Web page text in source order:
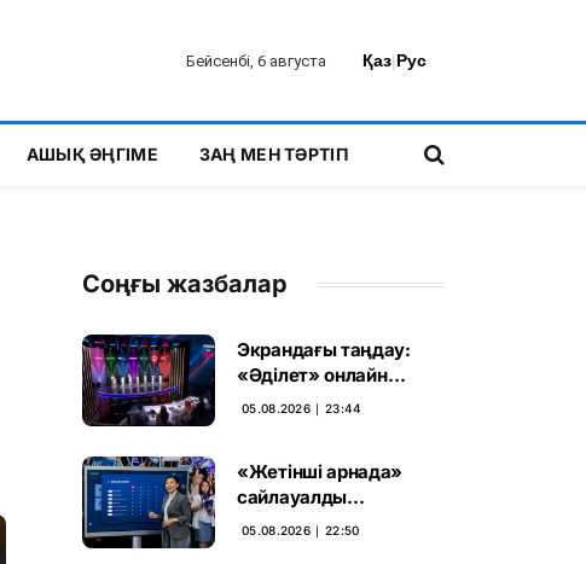
Бейсенбі, 6 августа Қаз|Рус
АШЫҚ ӘҢГІМЕ ЗАҢ МЕН ТӘРТІП
Соңғы жазбалар
Экрандағы таңдау:
«Әділет» онлайн
дауыс беруде алға
05.08.2026 ∣ 23:44
«Жетінші арнада»
сайлауалды
теледебаттың аралық
05.08.2026 ∣ 22:50